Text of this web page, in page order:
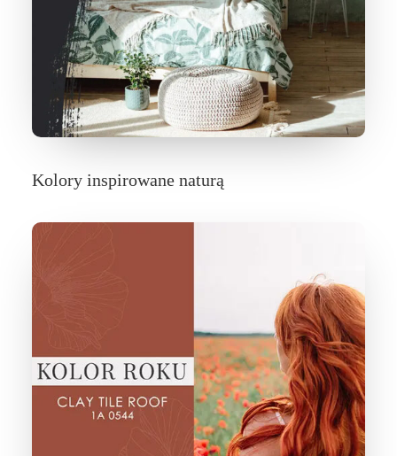
Kolory inspirowane naturą